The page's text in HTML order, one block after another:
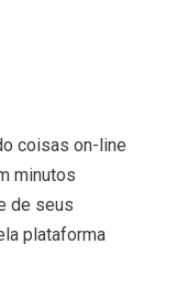
coisas on-line
minutos
de seus
plataforma